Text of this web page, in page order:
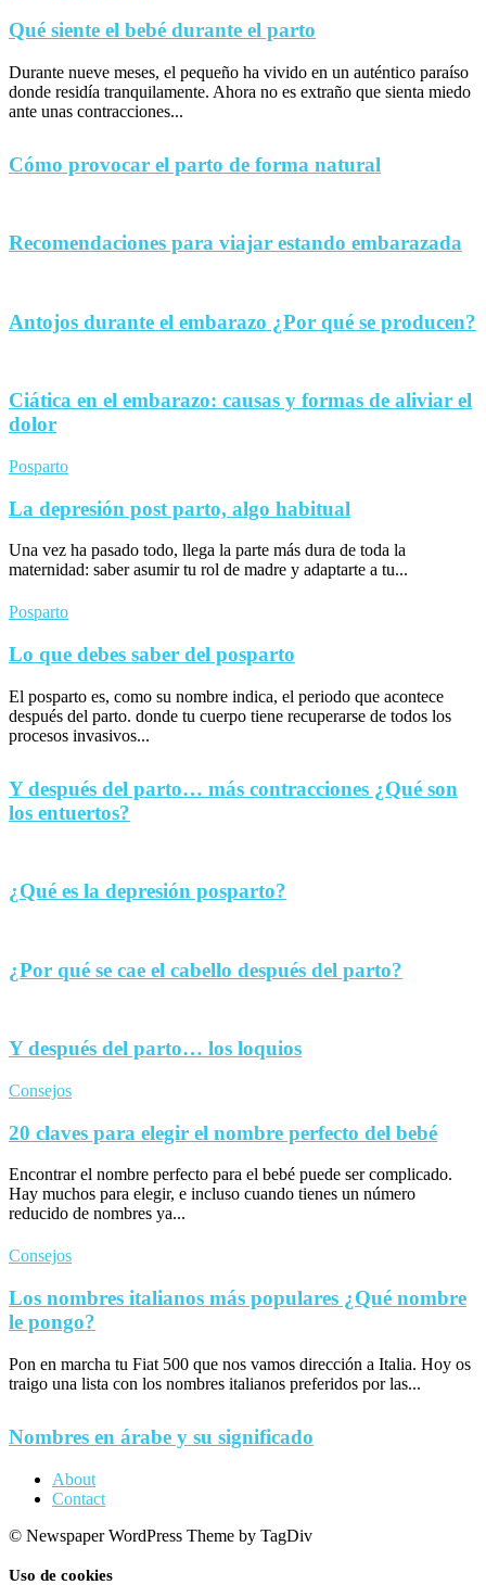
Qué siente el bebé durante el parto
Durante nueve meses, el pequeño ha vivido en un auténtico paraíso
donde residía tranquilamente. Ahora no es extraño que sienta miedo
ante unas contracciones...
Cómo provocar el parto de forma natural
Recomendaciones para viajar estando embarazada
Antojos durante el embarazo ¿Por qué se producen?
Ciática en el embarazo: causas y formas de aliviar el
dolor
Posparto
La depresión post parto, algo habitual
Una vez ha pasado todo, llega la parte más dura de toda la
maternidad: saber asumir tu rol de madre y adaptarte a tu...
Posparto
Lo que debes saber del posparto
El posparto es, como su nombre indica, el periodo que acontece
después del parto. donde tu cuerpo tiene recuperarse de todos los
procesos invasivos...
Y después del parto… más contracciones ¿Qué son
los entuertos?
¿Qué es la depresión posparto?
¿Por qué se cae el cabello después del parto?
Y después del parto… los loquios
Consejos
20 claves para elegir el nombre perfecto del bebé
Encontrar el nombre perfecto para el bebé puede ser complicado.
Hay muchos para elegir, e incluso cuando tienes un número
reducido de nombres ya...
Consejos
Los nombres italianos más populares ¿Qué nombre
le pongo?
Pon en marcha tu Fiat 500 que nos vamos dirección a Italia. Hoy os
traigo una lista con los nombres italianos preferidos por las...
Nombres en árabe y su significado
About
Contact
© Newspaper WordPress Theme by TagDiv
Uso de cookies